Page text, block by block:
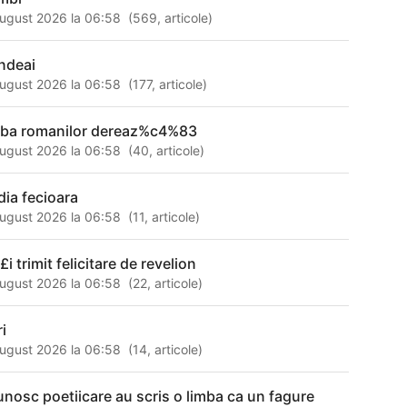
2026 la 06:58 (569,articole)
2026 la 06:58 (177,articole)
romanilor dereaz%c4%83
2026 la 06:58 (40,articole)
fecioara
2026 la 06:58 (11,articole)
trimit felicitare de revelion
2026 la 06:58 (22,articole)
2026 la 06:58 (14,articole)
poetiicare au scris o limba ca un fagure